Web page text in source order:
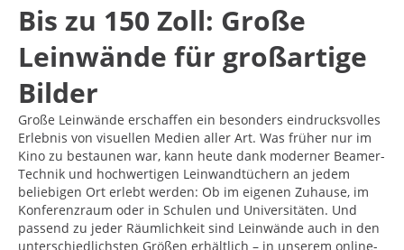
Bis zu 150 Zoll: Große
Leinwände für großartige
Bilder
Große Leinwände erschaffen ein besonders eindrucksvolles
Erlebnis von visuellen Medien aller Art. Was früher nur im
Kino zu bestaunen war, kann heute dank moderner Beamer-
Technik und hochwertigen Leinwandtüchern an jedem
beliebigen Ort erlebt werden: Ob im eigenen Zuhause, im
Konferenzraum oder in Schulen und Universitäten. Und
passend zu jeder Räumlichkeit sind Leinwände auch in den
unterschiedlichsten Größen erhältlich – in unserem online-